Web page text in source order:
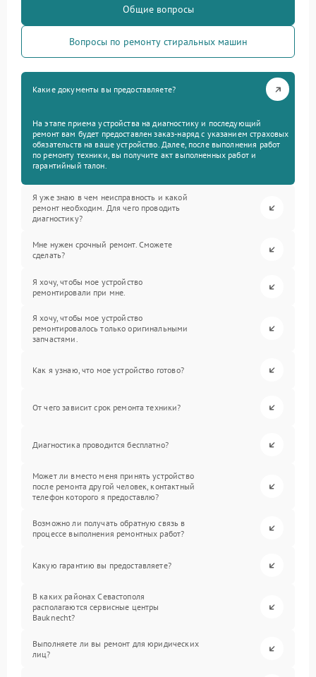
Общие вопросы
Вопросы по ремонту стиральных машин
Какие документы вы предоставляете?
На этапе приема устройства на диагностику и последующий
ремонт вам будет предоставлен заказ-наряд с указанием страховых
обязательств на ваше устройство. Далее, после выполнения работ
по ремонту техники, вы получите акт выполненных работ и
гарантийный талон.
Я уже знаю в чем неисправность и какой
ремонт необходим. Для чего проводить
диагностику?
Мне нужен срочный ремонт. Сможете
сделать?
Я хочу, чтобы мое устройство
ремонтировали при мне.
Я хочу, чтобы мое устройство
ремонтировалось только оригинальными
запчастями.
Как я узнаю, что мое устройство готово?
От чего зависит срок ремонта техники?
Диагностика проводится бесплатно?
Может ли вместо меня принять устройство
после ремонта другой человек, контактный
телефон которого я предоставлю?
Возможно ли получать обратную связь в
процессе выполнения ремонтных работ?
Какую гарантию вы предоставляете?
В каких районах Севастополя
располагаются сервисные центры
Bauknecht?
Выполняете ли вы ремонт для юридических
лиц?